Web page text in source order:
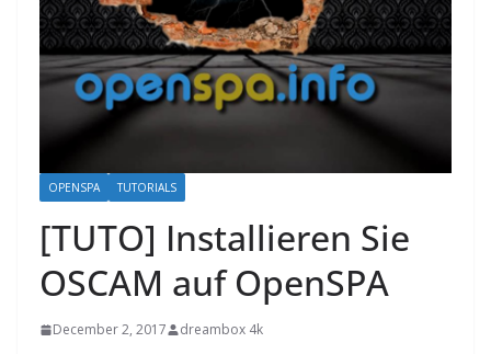
OPENSPA TUTORIALS
[TUTO] Installieren Sie
OSCAM auf OpenSPA
December 2, 2017 dreambox 4k